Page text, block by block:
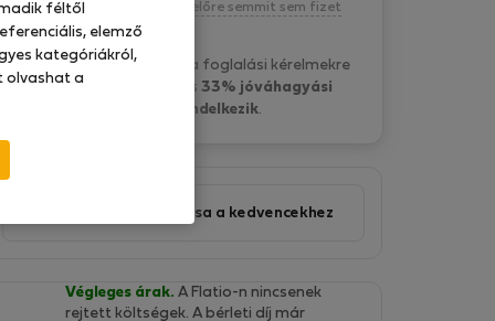
Kötelezettség nélkül, egyelőre semmit sem fizet
Theoharis M. általában a foglalási kérelmekre
9 óra belül válaszol
és 33% jóváhagyási
aránnyal rendelkezik.
Ajánlat hozzáadása a kedvencekhez
Végleges árak. A Flatio-n nincsenek
rejtett költségek. A bérleti díj már
féltől
elemző
kategóriákról,
olvashat a